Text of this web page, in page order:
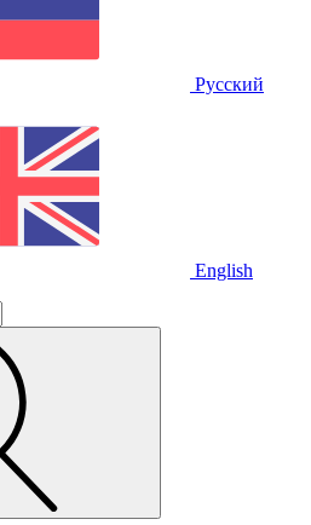
Русский
English